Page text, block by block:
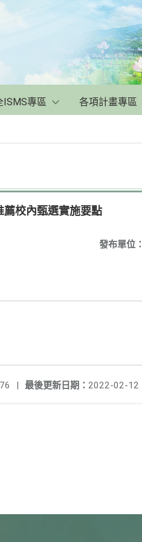
ISMS專區 各項計畫專區
薦校內甄選實施要點
發布單位：
最後更新日期： 2022-02-12
|